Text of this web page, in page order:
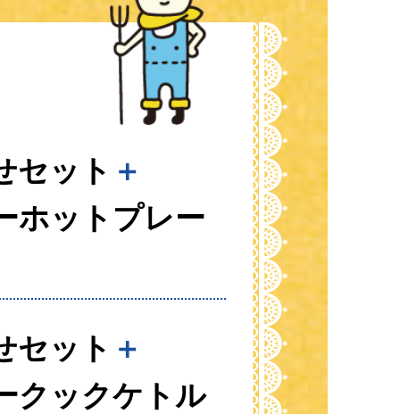
セット ＋
ホットプレー
セット ＋
クックケトル